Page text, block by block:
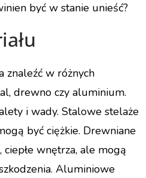
być w stanie unieść?
znaleźć w różnych
drewno czy aluminium.
i wady. Stalowe stelaże
być ciężkie. Drewniane
wnętrza, ale mogą
Aluminiowe